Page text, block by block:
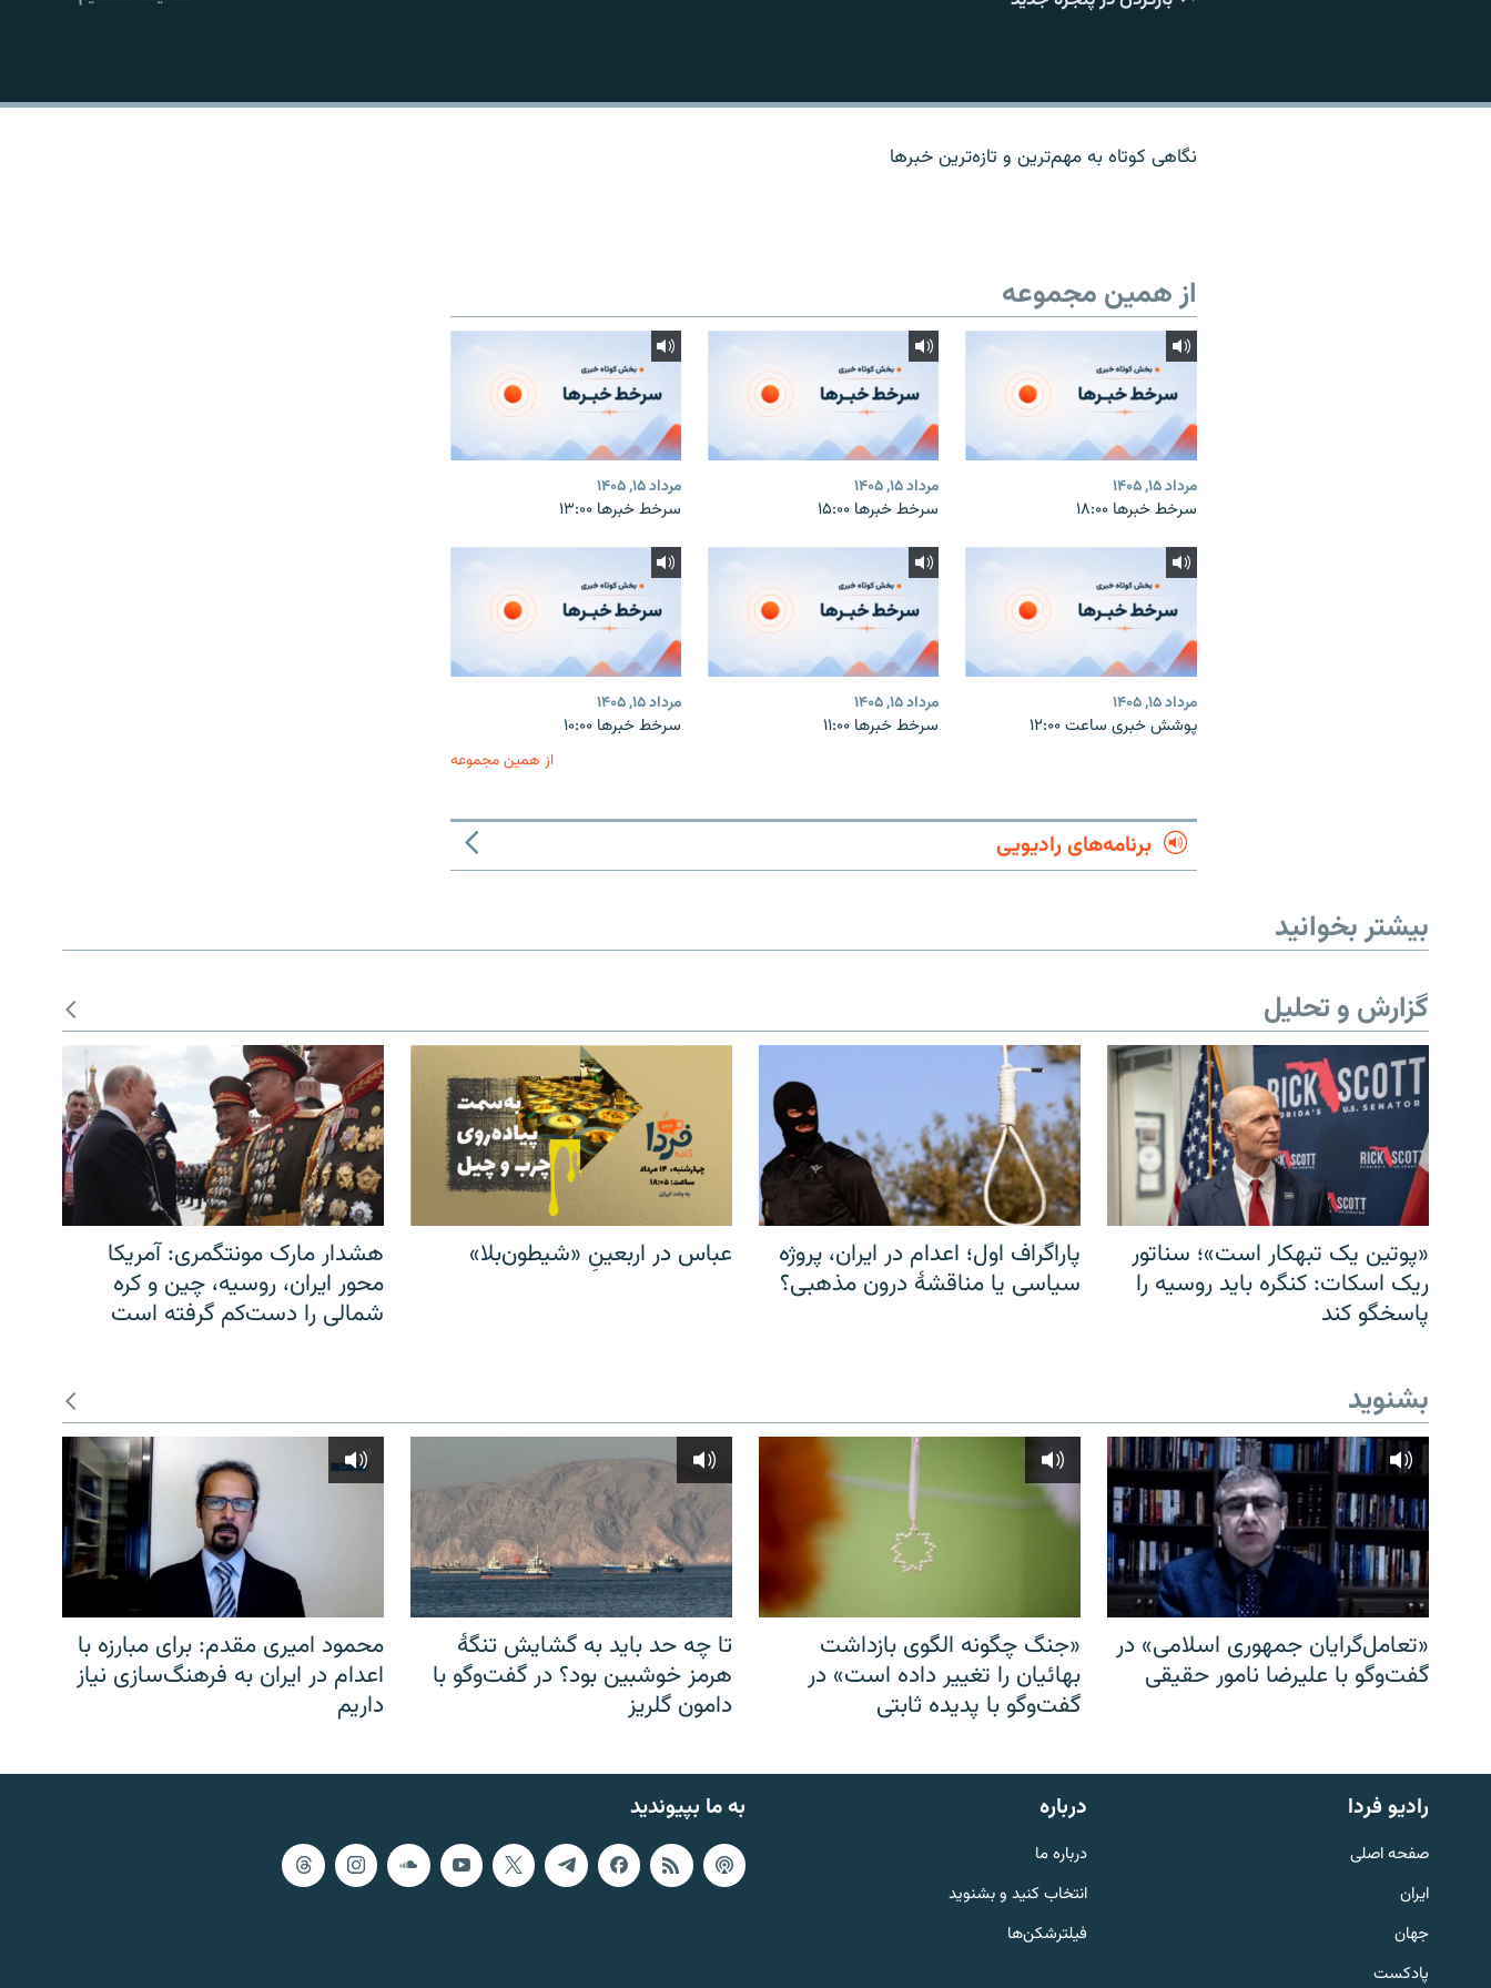
English
به ما بپیوندید
EMBED
نگاهی کوتاه به مهم‌ترين و تازه‌ترين خبرها
از همین مجموعه
مرداد ۱۵, ۱۴۰۵
سرخط خبرها ۱۸:۰۰
مرداد ۱۵, ۱۴۰۵
سرخط خبرها ۱۵:۰۰
مرداد ۱۵, ۱۴۰۵
سرخط خبرها ۱۳:۰۰
مرداد ۱۵, ۱۴۰۵
پوشش خبری ساعت ۱۲:۰۰
مرداد ۱۵, ۱۴۰۵
سرخط خبرها ۱۱:۰۰
مرداد ۱۵, ۱۴۰۵
سرخط خبرها ۱۰:۰۰
از همین مجموعه
برنامه‌های رادیویی
بیشتر بخوانید
گزارش و تحلیل
«پوتین یک تبهکار است»؛ سناتور
ریک اسکات: کنگره باید روسیه را
پاسخگو کند
پاراگراف اول؛ اعدام در ایران، پروژه
سیاسی یا مناقشهٔ درون مذهبی؟
عباس در اربعینِ «شیطون‌بلا»
هشدار مارک مونتگمری: آمریکا
محور ایران، روسیه، چین و کره
شمالی را دست‌کم گرفته است
بشنوید
«تعامل‌گرایان جمهوری اسلامی» در
گفت‌وگو با علیرضا نامور حقیقی
«جنگ چگونه الگوی بازداشت
بهائیان را تغییر داده است» در
گفت‌وگو با پدیده ثابتی
تا چه حد باید به گشایش تنگهٔ
هرمز خوشبین بود؟ در گفت‌وگو با
دامون گلریز
محمود امیری مقدم: برای مبارزه با
اعدام در ایران به فرهنگ‌سازی نیاز
داریم
به ما بپیوندید رادیو فردا
صفحه اصلی
ایران
جهان
پادکست
درباره
درباره ما
انتخاب کنید و بشنوید
فیلترشکن‌ها